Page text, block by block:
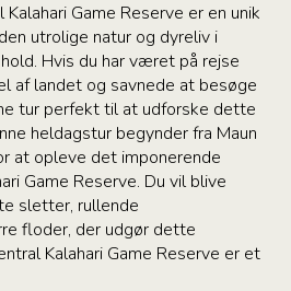
Game Reserve er en unik
utrolige natur og dyreliv i
Hvis du har været på rejse
af landet og savnede at besøge
tur perfekt til at udforske dette
heldagstur begynder fra Maun
at opleve det imponerende
Game Reserve. Du vil blive
sletter, rullende
floder, der udgør dette
Kalahari Game Reserve er et